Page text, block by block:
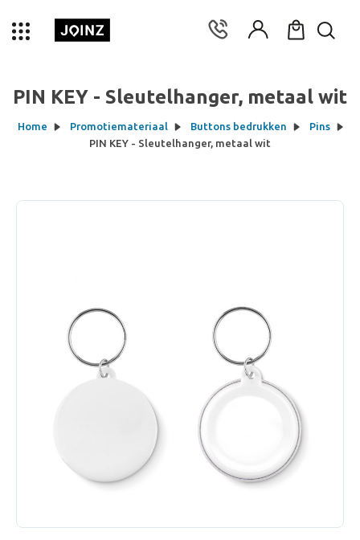
PIN KEY - Sleutelhanger, metaal wit
Home Promotiemateriaal Buttons bedrukken
Pins
PIN KEY - Sleutelhanger, metaal wit